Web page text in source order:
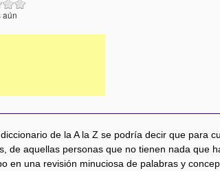
aún
de la A la Z se podría decir que para
de aquellas personas que no tienen nada que
en una revisión minuciosa de palabras y